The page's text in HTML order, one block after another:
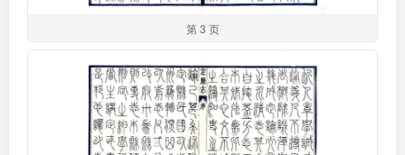
第 3 页